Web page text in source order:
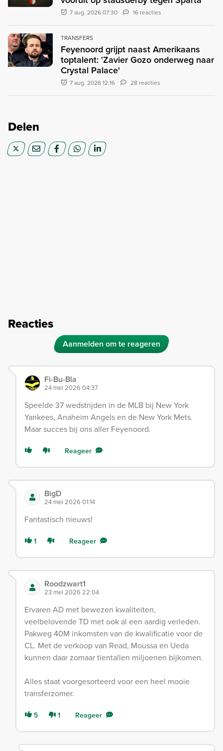
7 aug. 2026 07:30 16 reacties
TRANSFERS
Feyenoord grijpt naast Amerikaans
toptalent: 'Zavier Gozo onderweg naar
Crystal Palace'
7 aug. 2026 12:16 28 reacties
Delen
Reacties
Aanmelden om te reageren
Fi-Bu-Bla
24 mei 2026 04:37
Speelde 37 wedstrijden in de MLB bij New York
Yankees, Anaheim Angels en de New York Mets.
Maar succes bij ons aller Feyenoord.
Reageer
BigD
24 mei 2026 01:14
Fantastisch nieuws!
1 Reageer
Roodzwart1
23 mei 2026 22:04
Ervaren AD met bewezen kwaliteiten,
veelbelovende TD met ook al een aardig verleden.
Pakweg 40M inkomsten van de kwalificatie voor de
CL. Met de verkoop van Read, Moussa en Ueda
kunnen daar zomaar tientallen miljoenen bijkomen.
Alles staat voorgesorteerd voor een heel mooie
transferzomer.
5 1 Reageer